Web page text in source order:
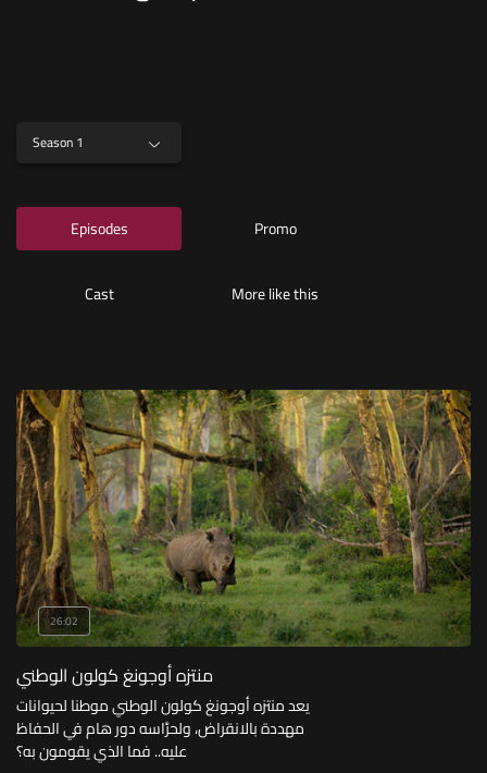
Season 1
Episodes Promo
Cast More like this
26:02
منتزه أوجونغ كولون الوطني
يعد منتزه أوجونغ كولون الوطني موطنا لحيوانات
مهددة بالانقراض، ولحرَّاسه دور هام في الحفاظ
عليه.. فما الذي يقومون به؟